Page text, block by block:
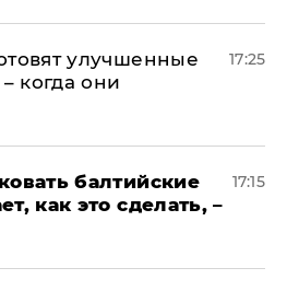
улучшенные
когда они
17:25
балтийские
как это сделать, –
17:15